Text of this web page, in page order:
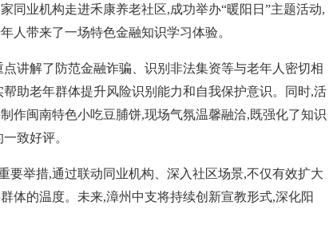
同业机构走进禾康养老社区,成功举办“暖阳日”主题活动,
人带来了一场特色金融知识学习体验。
讲解了防范金融诈骗、识别非法集资等与老年人密切相
助老年群体提升风险识别能力和自我保护意识。同时,活
作闽南特色小吃豆脯饼,现场气氛温馨融洽,既强化了知识
致好评。
要举措,通过联动同业机构、深入社区场景,不仅有效扩大
体的温度。未来,漳州中支将持续创新宣教形式,深化阳